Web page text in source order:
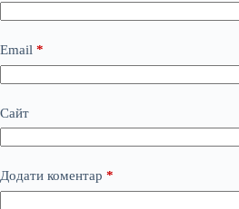
Email *
Сайт
Додати коментар *